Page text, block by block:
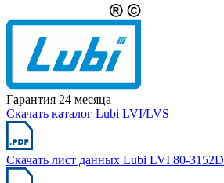
Гарантия 24 месяца
Скачать каталог Lubi LVI/LVS
Скачать лист данных Lubi LVI 80-3152D